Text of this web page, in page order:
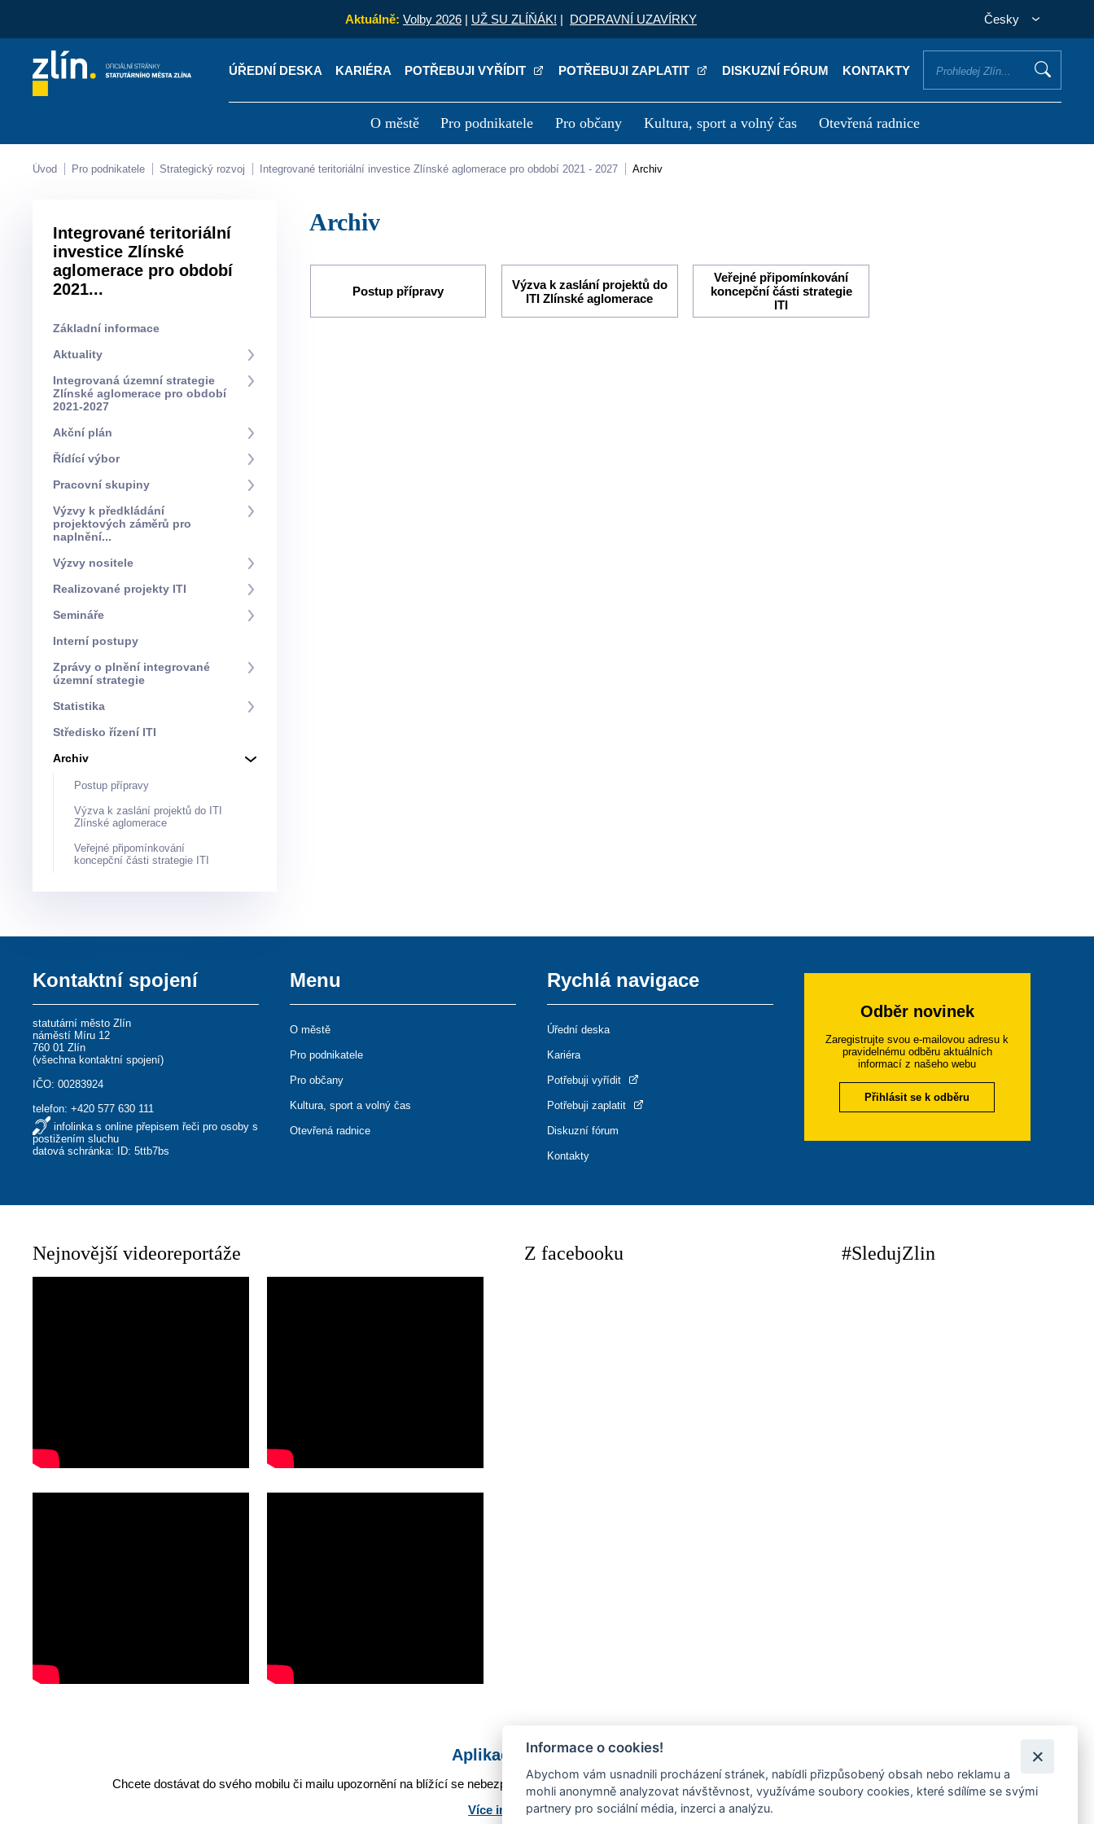
Aktuálně: Volby 2026 | UŽ SU ZLÍŇÁK! | DOPRAVNÍ UZAVÍRKY Česky
ÚŘEDNÍ DESKA KARIÉRA POTŘEBUJI VYŘÍDIT POTŘEBUJI ZAPLATIT DISKUZNÍ FÓRUM KONTAKTY
O městě Pro podnikatele Pro občany Kultura, sport a volný čas Otevřená radnice
Kontakty Úřední deska Kariéra
Úvod Pro podnikatele Strategický rozvoj Integrované teritoriální investice Zlínské aglomerace pro období 2021 - 2027 Archiv
Integrované teritoriální
investice Zlínské
aglomerace pro období
2021...
Základní informace
Aktuality
Integrovaná územní strategie
Zlínské aglomerace pro období
2021-2027
Akční plán
Řídící výbor
Pracovní skupiny
Výzvy k předkládání
projektových záměrů pro
naplnění...
Výzvy nositele
Realizované projekty ITI
Semináře
Interní postupy
Zprávy o plnění integrované
územní strategie
Statistika
Středisko řízení ITI
Archiv
Postup přípravy
Výzva k zaslání projektů do ITI
Zlínské aglomerace
Veřejné připomínkování
koncepční části strategie ITI
Archiv
Postup přípravy
Výzva k zaslání projektů do
ITI Zlínské aglomerace
Veřejné připomínkování
koncepční části strategie
ITI
Kontaktní spojení
statutární město Zlín
náměstí Míru 12
760 01 Zlín
(všechna kontaktní spojení)
IČO: 00283924
telefon:+420 577 630 111
infolinka s online přepisem řeči pro osoby s
postižením sluchu
datová schránka: ID: 5ttb7bs
Menu
O městě
Pro podnikatele
Pro občany
Kultura, sport a volný čas
Otevřená radnice
Rychlá navigace
Úřední deska
Kariéra
Potřebuji vyřídit
Potřebuji zaplatit
Diskuzní fórum
Kontakty
Odběr novinek
Zaregistrujte svou e-mailovou adresu k
pravidelnému odběru aktuálních
informací z našeho webu
Přihlásit se k odběru
Nejnovější videoreportáže Z facebooku #SledujZlin
Aplikace Mobilní rozhlas
Chcete dostávat do svého mobilu či mailu upozornění na blížící se nebezpečí, odstávky, poruchy a výpadky energií, ankety, pozvánky na kulturní a sportovní akce?
Více informací o aplikaci
Informace o cookies!
Abychom vám usnadnili procházení stránek, nabídli přizpůsobený obsah nebo reklamu a
mohli anonymně analyzovat návštěvnost, využíváme soubory cookies, které sdílíme se svými
partnery pro sociální média, inzerci a analýzu.